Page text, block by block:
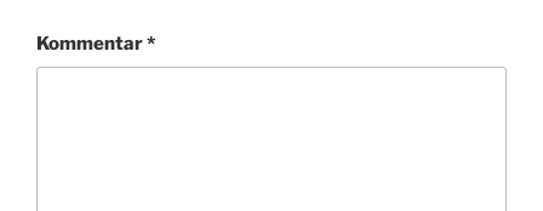
Kommentar*